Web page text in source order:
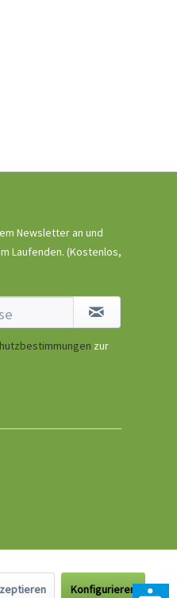
Newsletter an und
Laufenden. (Kostenlos,
zur
Konfigurieren